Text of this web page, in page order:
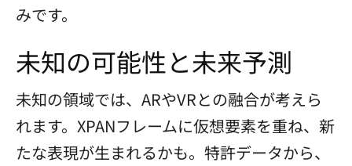
みです。
未知の可能性と未来予測
未知の領域では、ARやVRとの融合が考えら
れます。XPANフレームに仮想要素を重ね、新
たな表現が生まれるかも。特許データから、